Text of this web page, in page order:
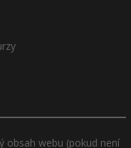
obsah webu (pokud není